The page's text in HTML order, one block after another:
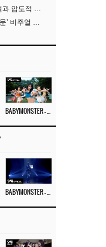
베이비몬스터, 독보적 비주얼과 압도적 소화력..’MOON’
베이비몬스터, 루카·치키타 ‘문’ 비주얼 공개…절제된 카리스마·유니크 비주얼